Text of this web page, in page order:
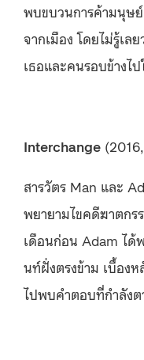
พบขบวนการค้ามนุษ
จากเมือง โดยไม่รู้เล
เธอและคนรอบข้างไ
Interchange
สารวัตร Man และ
พยายามไขคดีฆาตกร
เดือนก่อน Adam ได้
นท์ฝั่งตรงข้าม เบื้องห
ไปพบคำตอบที่กำลังต